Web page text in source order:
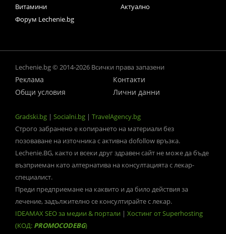
Витамини
Актуално
Форум Lechenie.bg
Lechenie.bg © 2014-2026 Всички права запазени
Реклама
Контакти
Общи условия
Лични данни
Gradski.bg | Socialni.bg | TravelAgency.bg
Строго забранено е копирането на материали без
позоваване на източника с активна dofollow връзка.
Lechenie.BG, както и всеки друг здравен сайт не може да бъде
възприеман като алтернатива на консултацията с лекар-
специалист.
Преди предприемане на каквито и да било действия за
лечение, задължително се консултирайте с лекар.
IDEAMAX SEO за медии & портали | Хостинг от Superhosting
(КОД: PROMOCODEBG)